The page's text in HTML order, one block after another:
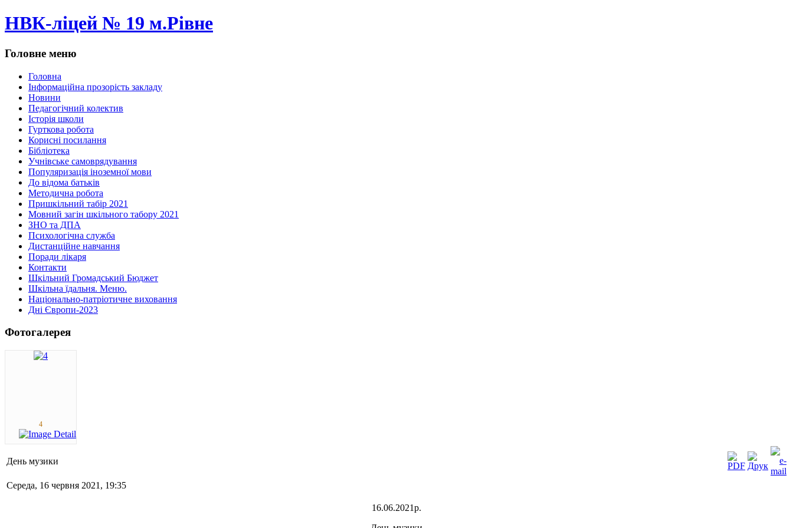
НВК-ліцей № 19 м.Рівне
Головне меню
Головна
Інформаційна прозорість закладу
Новини
Педагогічний колектив
Історія школи
Гурткова робота
Корисні посилання
Бібліотека
Учнівське самоврядування
Популяризація іноземної мови
До відома батьків
Методична робота
Пришкільний табір 2021
Мовний загін шкільного табору 2021
ЗНО та ДПА
Психологічна служба
Дистанційне навчання
Поради лікаря
Контакти
Шкільний Громадський Бюджет
Шкільна їдальня. Меню.
Національно-патріотичне виховання
Дні Європи-2023
Фотогалерея
4
День музики
Середа, 16 червня 2021, 19:35
16.06.2021р.